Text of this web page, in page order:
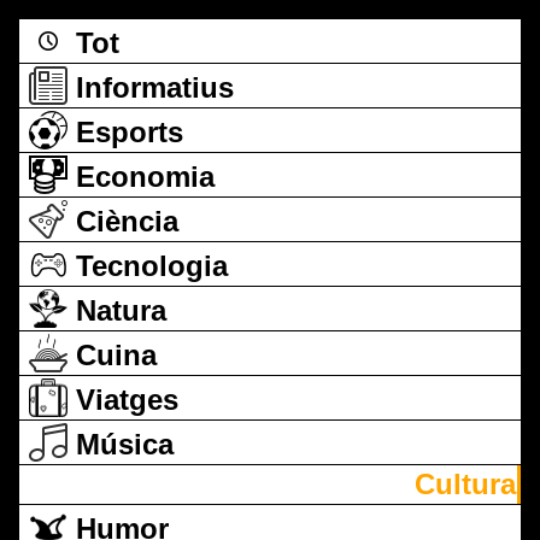
Tot
Informatius
Esports
Economia
Ciència
Tecnologia
Natura
Cuina
Viatges
Música
Cultura
Humor